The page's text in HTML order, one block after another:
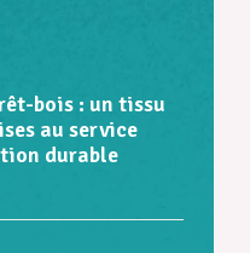
bois : un tissu
au service
durable